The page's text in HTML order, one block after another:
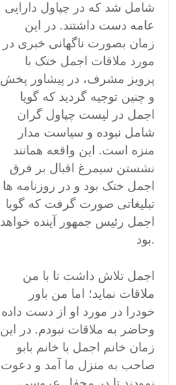
شامل شد که در چپاول دارایی
عامه دست داشتند. در این
زمان بصورت ناگهانی خبری در
مورد ملاقات اجمل ختک با
پرویز مشرف، در پیشاور پخش
و چنین توجیه گردید که گویا
اجمل در لیست چپاول گران
شامل نبوده و سیاست مدار
منزه است. این واقعه همانند
نشستن سیمرغ اقبال بر فرق
اجمل ختک بود و در روزنامه ها
تبلیغاتی صورت گرفت که گویا
اجمل رئیس جمهور آینده خواهد
بود.
اجمل تلاش داشت تا با من
ملاقات نماید؛ اما من باور
خودرا در مورد او از دست داده
وحاضر به ملاقات نبودم. در این
زمان خانم اجمل با خانم بابو
صاحب به منزل ما آمد و دعوت